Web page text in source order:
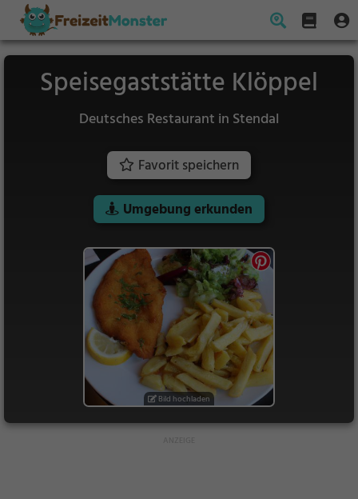
Speisegaststätte Klöppel
Deutsches Restaurant in Stendal
Favorit speichern
Umgebung erkunden
Bild hochladen